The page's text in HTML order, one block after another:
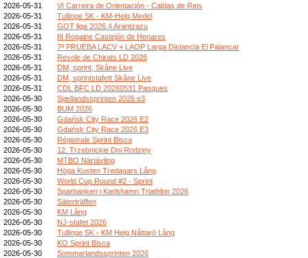
2026-05-31
VI Carreira de Orientación - Caldas de Reis
2026-05-31
Tullinge SK - KM-Helg Medel
2026-05-31
GOT liga 2026.4 Arantzazu
2026-05-31
III Rogaine Castejón de Henares
2026-05-31
7ª PRUEBA LACV + LAOP Larga Distancia El Palancar
2026-05-31
Revole de Chirats LD 2026
2026-05-31
DM, sprint, Skåne Live
2026-05-31
DM, sprintstafett Skåne Live
2026-05-31
CDL BFC LD 20260531 Pasques
2026-05-30
Sjællandssprinten 2026 e3
2026-05-30
BUM 2026
2026-05-30
Gdańsk City Race 2026 E2
2026-05-30
Gdańsk City Race 2026 E3
2026-05-30
Régionale Sprint Bisca
2026-05-30
12. Trzebnickie Dni Rodziny
2026-05-30
MTBO Närtävling
2026-05-30
Höga Kusten Tredagars Lång
2026-05-30
World Cup Round #2 - Sprint
2026-05-30
Sparbanken i Karlshamn Triathlon 2026
2026-05-30
Säterträffen
2026-05-30
KM Lång
2026-05-30
NJ-stafet 2026
2026-05-30
Tullinge SK - KM Helg Nåttarö Lång
2026-05-30
KO Sprint Bisca
2026-05-30
Sommarlandssprinten 2026